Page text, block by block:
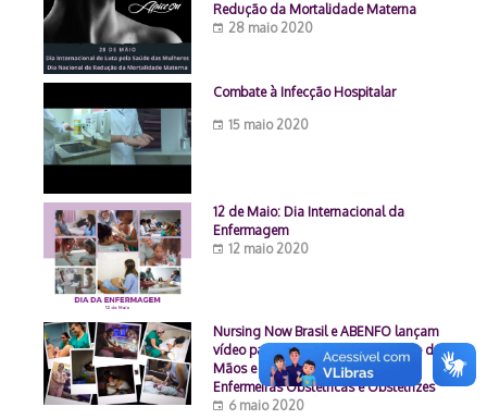
Redução da Mortalidade Materna
28 maio 2020
Combate à Infecção Hospitalar
15 maio 2020
12 de Maio: Dia Internacional da
Enfermagem
12 maio 2020
Nursing Now Brasil e ABENFO lançam
vídeo para Dia Mundial da Higiene das
Mãos e Dia Internacional das
Enfermeiras Obstétricas e Obstetrizes
6 maio 2020